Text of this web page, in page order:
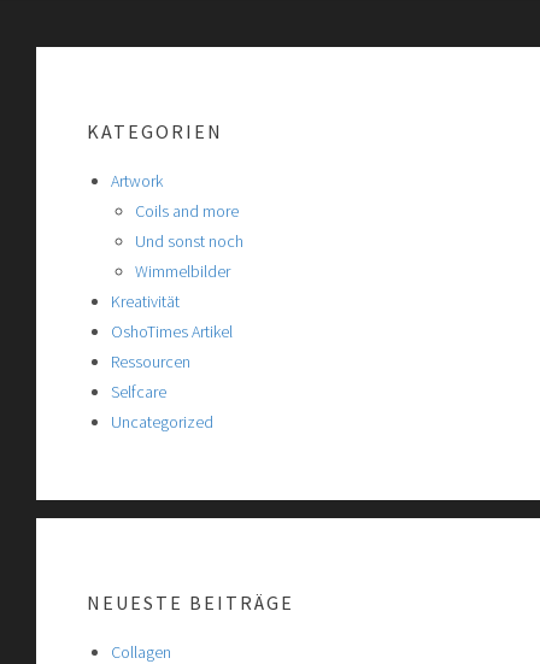
KATEGORIEN
Artwork
Coils and more
Und sonst noch
Wimmelbilder
Kreativität
OshoTimes Artikel
Ressourcen
Selfcare
Uncategorized
NEUESTE BEITRÄGE
Collagen